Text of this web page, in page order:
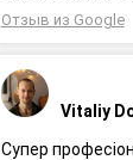
підібране
Отзыв из Google
Vitaliy
Супер